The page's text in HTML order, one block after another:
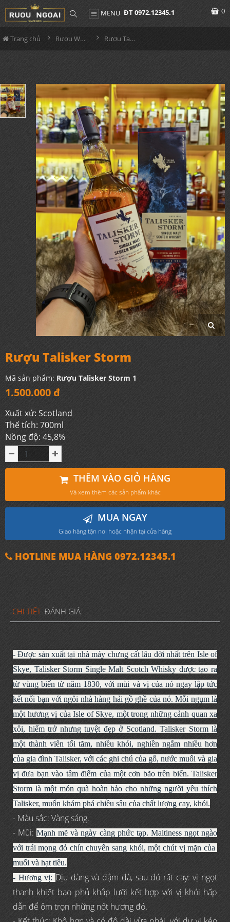
MENU ĐT 0972.12345.1 0
Trang chủ Rượu Whisky Rượu Talisker Storm
Rượu Talisker Storm
Mã sản phẩm: Rượu Talisker Storm 1
1.500.000 đ
Xuất xứ: Scotland
Thể tích: 700ml
Nồng độ: 45,8%
THÊM VÀO GIỎ HÀNG
Và xem thêm các sản phẩm khác
MUA NGAY
Giao hàng tận nơi hoặc nhận tại cửa hàng
HOTLINE MUA HÀNG 0972.12345.1
CHI TIẾT ĐÁNH GIÁ
- Được sản xuất tại nhà máy chưng cất lâu đời nhất trên Isle of
Skye, Talisker Storm Single Malt Scotch Whisky được tạo ra
từ vùng biển từ năm 1830, với mùi và vị của nó ngay lập tức
kết nối bạn với ngôi nhà hàng hải gồ ghề của nó.Mỗi ngụm là
một hương vị của Isle of Skye, một trong những cảnh quan xa
xôi, hiểm trở nhưng tuyệt đẹp ở Scotland. Talisker Storm là
một thành viên tối tăm, nhiều khói, nghiền ngẫm nhiều hơn
của gia đình Talisker, với các ghi chú của gỗ, nước muối và gia
vị đưa bạn vào tâm điểm của một cơn bão trên biển. Talisker
Storm là một món quà hoàn hảo cho những người yêu thích
Talisker, muốn khám phá chiều sâu của chất lượng cay, khói.
- Màu sắc: Vàng sáng.
- Mũi:Mạnh mẽ và ngày càng phức tạp. Maltiness ngọt ngào
với trái mọng đỏ chín chuyển sang khói, một chút vị mặn của
muối và hạt tiêu.
- Hương vị: Dịu dàng và đậm đà, sau đó rất cay: vị ngọt
thanh khiết bao phủ khắp lưỡi kết hợp với vị khói hấp
dẫn để ôm trọn những nốt hương đó.